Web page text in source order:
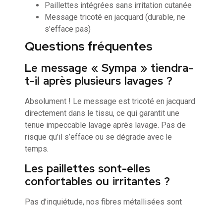
Paillettes intégrées sans irritation cutanée
Message tricoté en jacquard (durable, ne
s’efface pas)
Questions fréquentes
Le message « Sympa » tiendra-
t-il après plusieurs lavages ?
Absolument ! Le message est tricoté en jacquard
directement dans le tissu, ce qui garantit une
tenue impeccable lavage après lavage. Pas de
risque qu’il s’efface ou se dégrade avec le
temps.
Les paillettes sont-elles
confortables ou irritantes ?
Pas d’inquiétude, nos fibres métallisées sont